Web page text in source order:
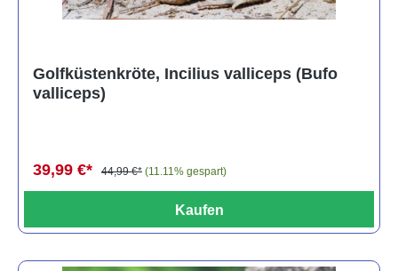
Golfküstenkröte, Incilius valliceps (Bufo
valliceps)
39,99 €* 44,99 €* (11.11% gespart)
Kaufen